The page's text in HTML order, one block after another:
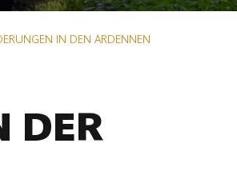
IN DEN ARDENNEN
DER